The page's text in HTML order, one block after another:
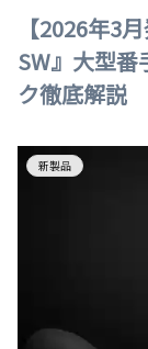
【2026年3
SW』大型
ク徹底解説
新製品